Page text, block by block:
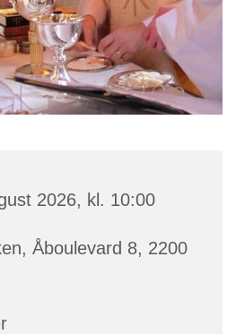
2026, kl. 10:00
Åboulevard 8, 2200